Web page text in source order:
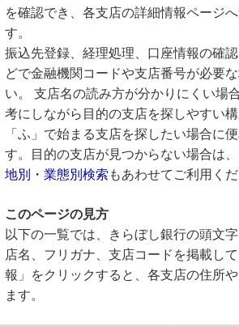
を確認でき、各支店の詳細情報ページ
す。
振込先登録、経理処理、口座情報の確
どで金融機関コードや支店番号が必要
い。 支店名の読み方が分かりにくい場
考にしながら目的の支店を探しやすい構
「ふ」で始まる支店を探したい場合に
す。目的の支店が見つからない場合は、
地別・業態別検索 もあわせてご利用くだ
このページの見方
以下の一覧では、きらぼし銀行の頭文
店名、フリガナ、支店コードを掲載し
報」をクリックすると、各支店の住所
ます。